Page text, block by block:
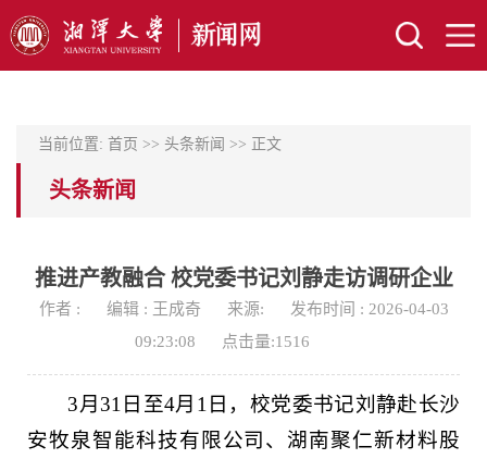
当前位置: 首页 >> 头条新闻 >> 正文
头条新闻
推进产教融合 校党委书记刘静走访调研企业
作者 : 编辑 : 王成奇 来源:
发布时间 : 2026-04-03
09:23:08
点击量:1516
3月31日至4月1日，校党委书记刘静赴长沙
安牧泉智能科技有限公司、湖南聚仁新材料股